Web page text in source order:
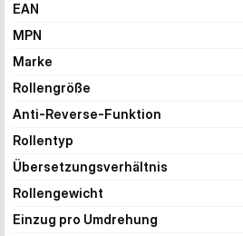
EAN
MPN
Marke
Rollengröße
Anti-Reverse-Funktion
Rollentyp
Übersetzungsverhältnis
Rollengewicht
Einzug pro Umdrehung